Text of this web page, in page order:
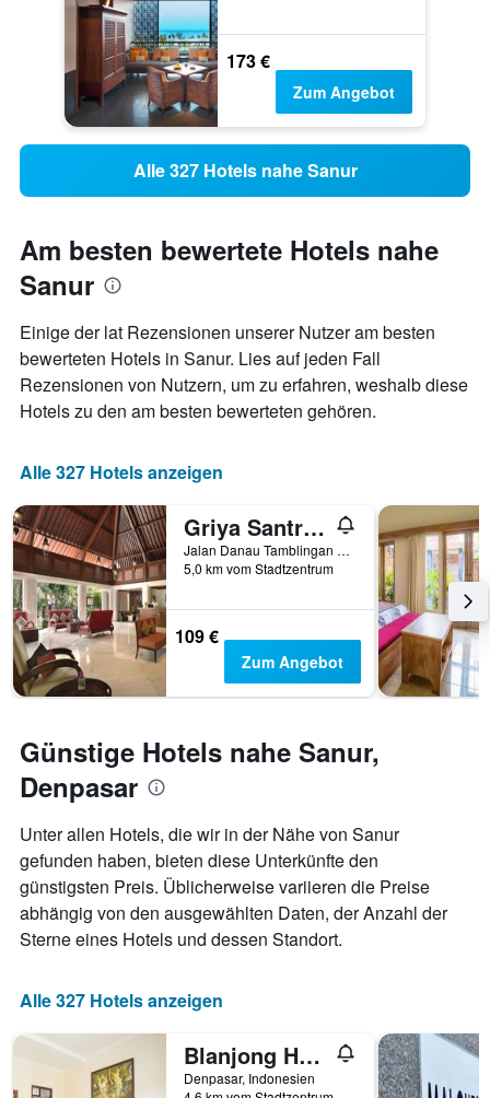
173 €
Zum Angebot
Alle 327 Hotels nahe Sanur
Am besten bewertete Hotels nahe
Sanur
Einige der lat Rezensionen unserer Nutzer am besten
bewerteten Hotels in Sanur. Lies auf jeden Fall
Rezensionen von Nutzern, um zu erfahren, weshalb diese
Hotels zu den am besten bewerteten gehören.
Alle 327 Hotels anzeigen
Griya Santrian
Jalan Danau Tamblingan 47, Denpasar, Indonesien
5,0 km vom Stadtzentrum
109 €
Zum Angebot
Günstige Hotels nahe Sanur,
Denpasar
Unter allen Hotels, die wir in der Nähe von Sanur
gefunden haben, bieten diese Unterkünfte den
günstigsten Preis. Üblicherweise variieren die Preise
abhängig von den ausgewählten Daten, der Anzahl der
Sterne eines Hotels und dessen Standort.
Alle 327 Hotels anzeigen
Blanjong Homestay by ecommerceloka
Denpasar, Indonesien